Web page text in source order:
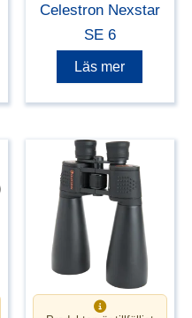
priset
var:
17990,00 kr.
priset
16995,00
Celestron Nexstar
SE 6
Läs mer